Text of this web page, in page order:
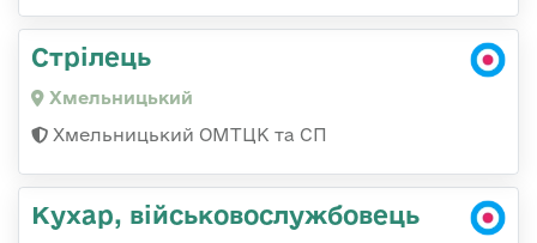
Стрілець
Хмельницький
Хмельницький ОМТЦК та СП
Кухар, військовослужбовець